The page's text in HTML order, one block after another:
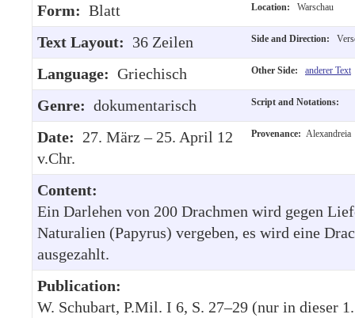
Form: Blatt Location: Warschau
Text Layout: 36 Zeilen Side and Direction:
Language: Griechisch Other Side: anderer Text
Genre: dokumentarisch Script and Notations:
Date: 27. März – 25. April 12
v.Chr.
Provenance: Alexandreia
Content:
Ein Darlehen von 200 Drachmen wird gegen
Naturalien (Papyrus) vergeben, es wird eine
ausgezahlt.
Publication:
W. Schubart, P.Mil. I 6, S. 27–29 (nur in dieser